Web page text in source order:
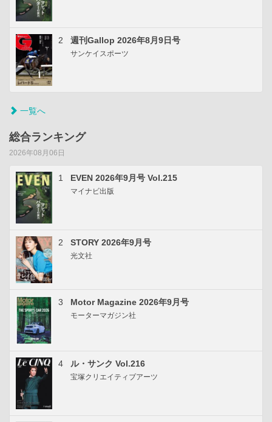
2 週刊Gallop 2026年8月9日号
サンケイスポーツ
一覧へ
総合ランキング
2026年08月06日
1 EVEN 2026年9月号 Vol.215
マイナビ出版
2 STORY 2026年9月号
光文社
3 Motor Magazine 2026年9月号
モーターマガジン社
4 ル・サンク Vol.216
宝塚クリエイティブアーツ